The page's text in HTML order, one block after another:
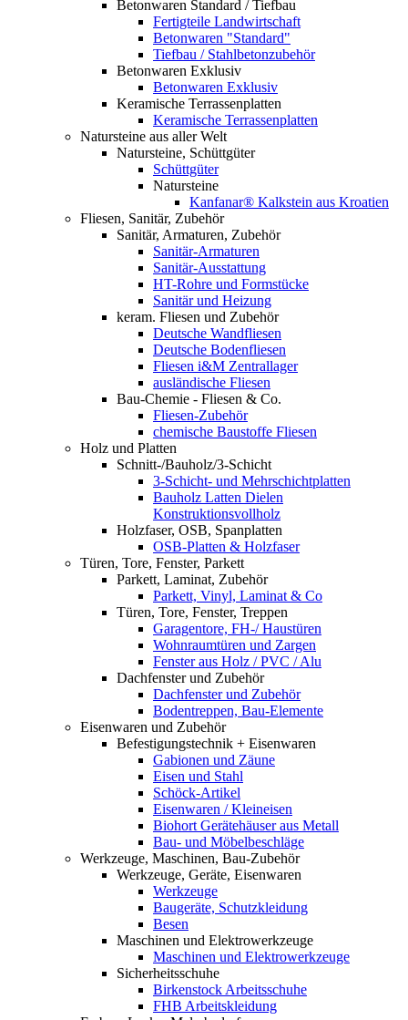
Betonwaren Standard / Tiefbau
Fertigteile Landwirtschaft
Betonwaren "Standard"
Tiefbau / Stahlbetonzubehör
Betonwaren Exklusiv
Betonwaren Exklusiv
Keramische Terrassenplatten
Keramische Terrassenplatten
Natursteine aus aller Welt
Natursteine, Schüttgüter
Schüttgüter
Natursteine
Kanfanar® Kalkstein aus Kroatien
Fliesen, Sanitär, Zubehör
Sanitär, Armaturen, Zubehör
Sanitär-Armaturen
Sanitär-Ausstattung
HT-Rohre und Formstücke
Sanitär und Heizung
keram. Fliesen und Zubehör
Deutsche Wandfliesen
Deutsche Bodenfliesen
Fliesen i&M Zentrallager
ausländische Fliesen
Bau-Chemie - Fliesen & Co.
Fliesen-Zubehör
chemische Baustoffe Fliesen
Holz und Platten
Schnitt-/Bauholz/3-Schicht
3-Schicht- und Mehrschichtplatten
Bauholz Latten Dielen
Konstruktionsvollholz
Holzfaser, OSB, Spanplatten
OSB-Platten & Holzfaser
Türen, Tore, Fenster, Parkett
Parkett, Laminat, Zubehör
Parkett, Vinyl, Laminat & Co
Türen, Tore, Fenster, Treppen
Garagentore, FH-/ Haustüren
Wohnraumtüren und Zargen
Fenster aus Holz / PVC / Alu
Dachfenster und Zubehör
Dachfenster und Zubehör
Bodentreppen, Bau-Elemente
Eisenwaren und Zubehör
Befestigungstechnik + Eisenwaren
Gabionen und Zäune
Eisen und Stahl
Schöck-Artikel
Eisenwaren / Kleineisen
Biohort Gerätehäuser aus Metall
Bau- und Möbelbeschläge
Werkzeuge, Maschinen, Bau-Zubehör
Werkzeuge, Geräte, Eisenwaren
Werkzeuge
Baugeräte, Schutzkleidung
Besen
Maschinen und Elektrowerkzeuge
Maschinen und Elektrowerkzeuge
Sicherheitsschuhe
Birkenstock Arbeitsschuhe
FHB Arbeitskleidung